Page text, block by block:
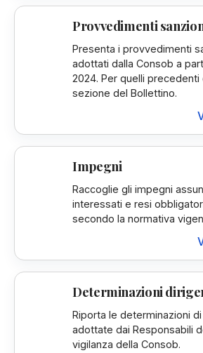
Provvedimenti
Presenta i provvedimenti
adottati dalla Consob a
2024. Per quelli precedenti
sezione del Bollettino.
Impegni
Raccoglie gli impegni
interessati e resi
secondo la normativa
Determinazioni
Riporta le determinazioni
adottate dai Responsabili
vigilanza della Consob.